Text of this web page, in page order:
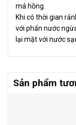
má hồng.
Khi có thời gian
với phấn nước
lại mặt với nước
Sản phẩm